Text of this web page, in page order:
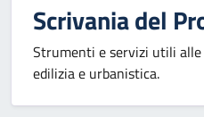
Scrivania del
Strumenti e servizi utili
edilizia e urbanistica.